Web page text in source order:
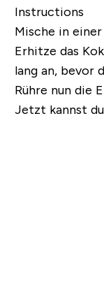
Instructions
Mische in
Erhitze das
lang an, bevor
Rühre nun die
Jetzt kannst